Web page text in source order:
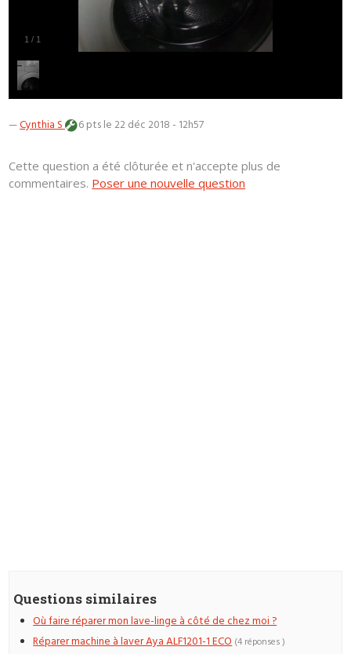
1 / 1
—Cynthia S 6 ptsle 22 déc 2018 - 12h57
Cette question a été clôturée et n'accepte plus de
commentaires. Poser une nouvelle question
Questions similaires
Où faire réparer mon lave-linge à côté de chez moi ?
Réparer machine à laver Aya ALF1201-1 ECO (4 réponses )